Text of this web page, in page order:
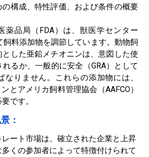
構成、特性評価、および条件の概要
薬品局（FDA）は、獣医学センター
飼料添加物を調節しています。動物飼
した亜鉛メチオニンは、意図した使
るか、一般的に安全（GRA）として
なりません。これらの添加物には、
とアメリカ飼料管理協会（AAFCO）
です。
：
ート市場は、確立された企業と上昇
くの参加者によって特徴付けられて